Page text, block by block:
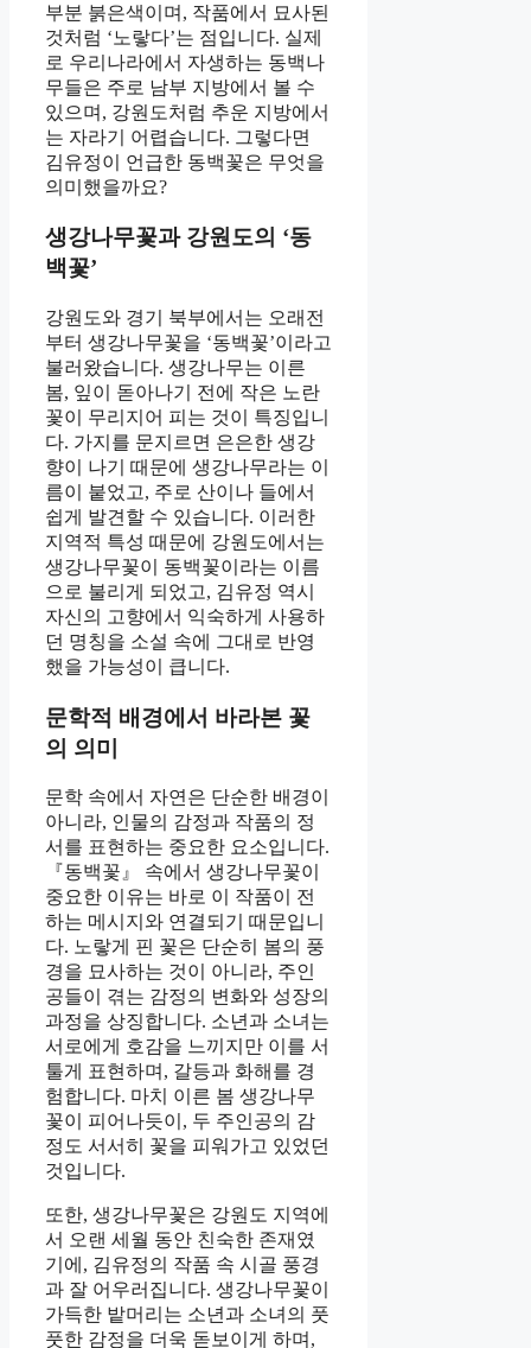
부분 붉은색이며, 작품에서 묘사된
것처럼 ‘노랗다’는 점입니다. 실제
로 우리나라에서 자생하는 동백나
무들은 주로 남부 지방에서 볼 수
있으며, 강원도처럼 추운 지방에서
는 자라기 어렵습니다. 그렇다면
김유정이 언급한 동백꽃은 무엇을
의미했을까요?
생강나무꽃과 강원도의 ‘동
백꽃’
강원도와 경기 북부에서는 오래전
부터 생강나무꽃을 ‘동백꽃’이라고
불러왔습니다. 생강나무는 이른
봄, 잎이 돋아나기 전에 작은 노란
꽃이 무리지어 피는 것이 특징입니
다. 가지를 문지르면 은은한 생강
향이 나기 때문에 생강나무라는 이
름이 붙었고, 주로 산이나 들에서
쉽게 발견할 수 있습니다. 이러한
지역적 특성 때문에 강원도에서는
생강나무꽃이 동백꽃이라는 이름
으로 불리게 되었고, 김유정 역시
자신의 고향에서 익숙하게 사용하
던 명칭을 소설 속에 그대로 반영
했을 가능성이 큽니다.
문학적 배경에서 바라본 꽃
의 의미
문학 속에서 자연은 단순한 배경이
아니라, 인물의 감정과 작품의 정
서를 표현하는 중요한 요소입니다.
『동백꽃』 속에서 생강나무꽃이
중요한 이유는 바로 이 작품이 전
하는 메시지와 연결되기 때문입니
다. 노랗게 핀 꽃은 단순히 봄의 풍
경을 묘사하는 것이 아니라, 주인
공들이 겪는 감정의 변화와 성장의
과정을 상징합니다. 소년과 소녀는
서로에게 호감을 느끼지만 이를 서
툴게 표현하며, 갈등과 화해를 경
험합니다. 마치 이른 봄 생강나무
꽃이 피어나듯이, 두 주인공의 감
정도 서서히 꽃을 피워가고 있었던
것입니다.
또한, 생강나무꽃은 강원도 지역에
서 오랜 세월 동안 친숙한 존재였
기에, 김유정의 작품 속 시골 풍경
과 잘 어우러집니다. 생강나무꽃이
가득한 밭머리는 소년과 소녀의 풋
풋한 감정을 더욱 돋보이게 하며,